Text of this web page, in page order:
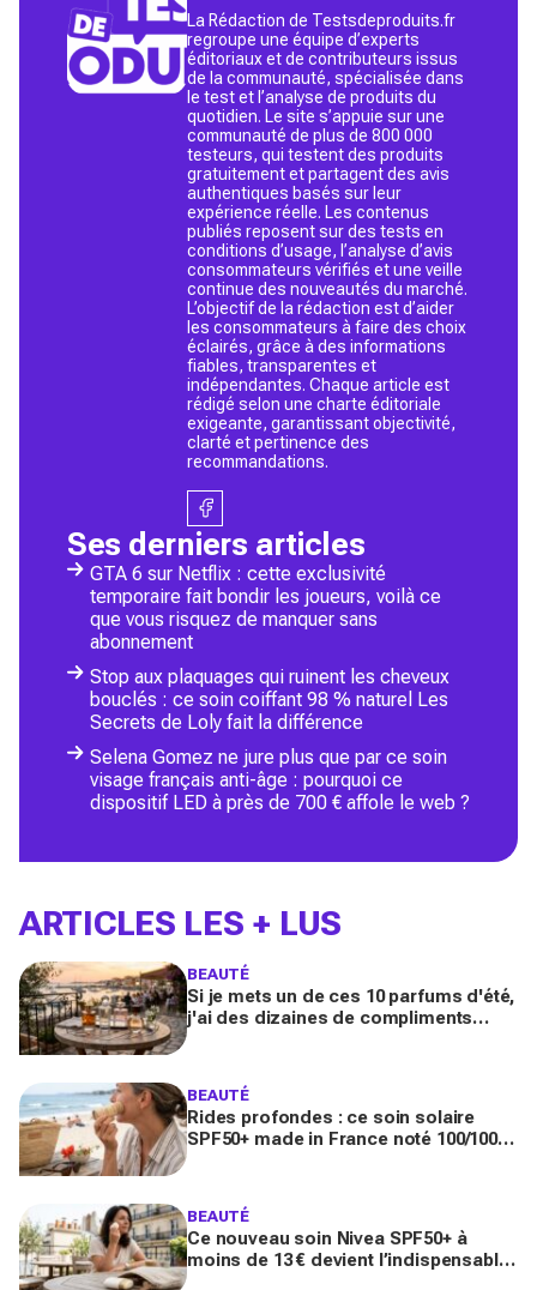
La Rédaction de Testsdeproduits.fr
regroupe une équipe d’experts
éditoriaux et de contributeurs issus
de la communauté, spécialisée dans
le test et l’analyse de produits du
quotidien. Le site s’appuie sur une
communauté de plus de 800 000
testeurs, qui testent des produits
gratuitement et partagent des avis
authentiques basés sur leur
expérience réelle. Les contenus
publiés reposent sur des tests en
conditions d’usage, l’analyse d’avis
consommateurs vérifiés et une veille
continue des nouveautés du marché.
L’objectif de la rédaction est d’aider
les consommateurs à faire des choix
éclairés, grâce à des informations
fiables, transparentes et
indépendantes. Chaque article est
rédigé selon une charte éditoriale
exigeante, garantissant objectivité,
clarté et pertinence des
recommandations.
Ses derniers articles
GTA 6 sur Netflix : cette exclusivité
temporaire fait bondir les joueurs, voilà ce
que vous risquez de manquer sans
abonnement
Stop aux plaquages qui ruinent les cheveux
bouclés : ce soin coiffant 98 % naturel Les
Secrets de Loly fait la différence
Selena Gomez ne jure plus que par ce soin
visage français anti-âge : pourquoi ce
dispositif LED à près de 700 € affole le web ?
ARTICLES LES + LUS
BEAUTÉ
Si je mets un de ces 10 parfums d'été,
j'ai des dizaines de compliments
BEAUTÉ
Rides profondes : ce soin solaire
SPF50+ made in France noté 100/100
BEAUTÉ
Ce nouveau soin Nivea SPF50+ à
moins de 13 € devient l’indispensable